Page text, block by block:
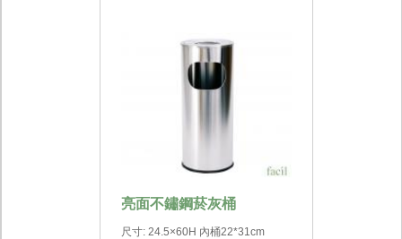
亮面不鏽鋼菸灰桶
尺寸: 24.5×60H 內桶22*31cm